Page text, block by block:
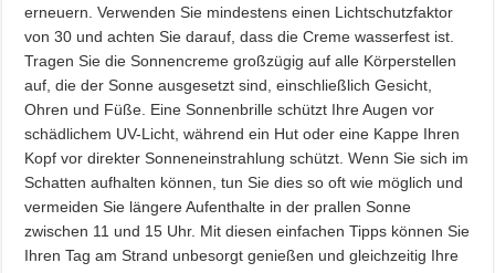
erneuern. Verwenden Sie mindestens einen Lichtschutzfaktor
von 30 und achten Sie darauf, dass die Creme wasserfest ist.
Tragen Sie die Sonnencreme großzügig auf alle Körperstellen
auf, die der Sonne ausgesetzt sind, einschließlich Gesicht,
Ohren und Füße. Eine Sonnenbrille schützt Ihre Augen vor
schädlichem UV-Licht, während ein Hut oder eine Kappe Ihren
Kopf vor direkter Sonneneinstrahlung schützt. Wenn Sie sich im
Schatten aufhalten können, tun Sie dies so oft wie möglich und
vermeiden Sie längere Aufenthalte in der prallen Sonne
zwischen 11 und 15 Uhr. Mit diesen einfachen Tipps können Sie
Ihren Tag am Strand unbesorgt genießen und gleichzeitig Ihre